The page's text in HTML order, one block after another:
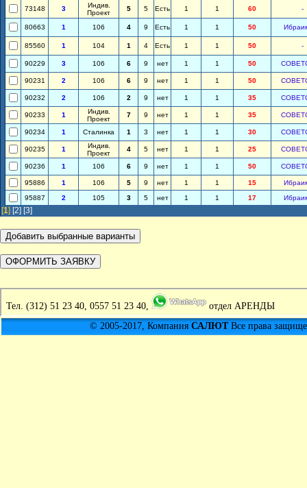
73148 3
Индив.
Проект
5 5 Есть 1 1 60 -
80663 1 106 4 9 Есть 1 1 50
85560 1 104 1 4 Есть 1 1 50 -
90229 3 106 6 9 нет 1 1 50
90231 2 106 6 9 нет 1 1 50
90232 2 106 2 9 нет 1 1 35
90233 1
Индив.
Проект
7 9 нет 1 1 35
90234 1 Сталинка 1 3 нет 1 1 30
90235 1
Индив.
Проект
4 5 нет 1 1 25
90236 1 106 6 9 нет 1 1 50
95886 1 106 5 9 нет 1 1 15
95887
2 105 3 5 нет 1 1 17
[1] [2] [3]
Тел. (312) 51 23 40, 0557 51 23 40,
отдел АРЕНДЫ
© 2005-2017, Компания САЛЮТВсе права